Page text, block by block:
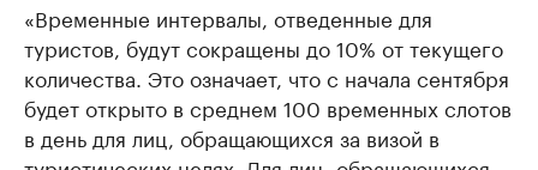
«Временные интервалы, отведенные для
туристов, будут сокращены до 10% от текущего
количества. Это означает, что с начала сентября
будет открыто в среднем 100 временных слотов
в день для лиц, обращающихся за визой в